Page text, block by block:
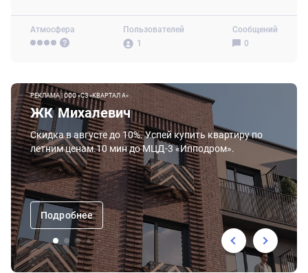
Атмосфера
Пользователей
1
Сообщений
0
РЕКЛАМА | ООО «СЗ «КВАРТАЛ А»
ЖК Михалевич
Скидка в августе до 10%. Успей купить квартиру по
летним ценам.10 мин до МЦД-3 «Ипподром».
Подробнее